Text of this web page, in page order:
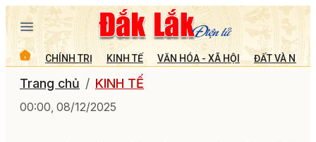
CHÍNH TRỊ KINH TẾ VĂN HÓA - XÃ HỘI ĐẤT VÀ
Trang chủ KINH TẾ
00:00, 08/12/2025